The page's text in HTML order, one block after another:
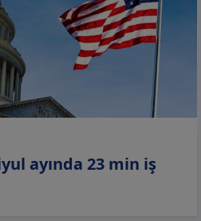
ayında 23 min iş